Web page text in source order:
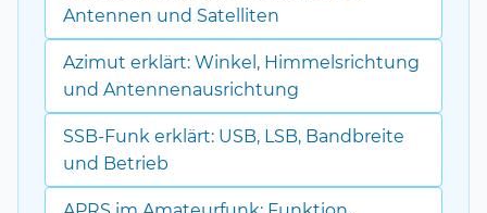
Antennen und Satelliten
Azimut erklärt: Winkel, Himmelsrichtung
und Antennenausrichtung
SSB-Funk erklärt: USB, LSB, Bandbreite
und Betrieb